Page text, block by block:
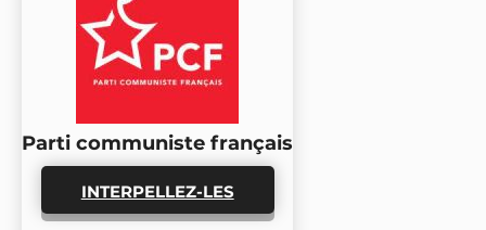
Parti communiste français
INTERPELLEZ-LES